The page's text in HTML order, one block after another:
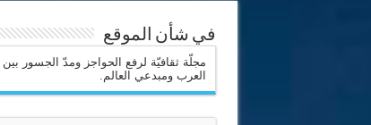
في شأن الموقع
مجلّة ثقافيّة لرفع الحواجز ومدّ الجسور بين
العرب ومبدعي العالم.